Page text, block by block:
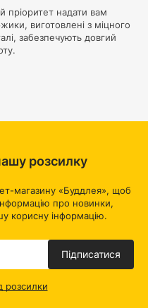
пріоритет надати вам
виготовлені з міцного
забезпечують довгий
з урахуванням
йоржик володіє сучасним
про Ваш комфорт.
замінними головками. Це
ресурси, підтримуючи
нержавіючої сталі.
розсилку
магазину «Буддлея», щоб
про новинки,
корисну інформацію.
Підписатися
розсилки